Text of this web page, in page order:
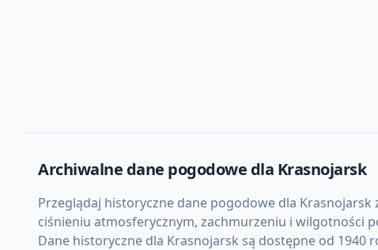
Archiwalne dane pogodowe dla Krasnojarsk
Przeglądaj historyczne dane pogodowe dla Krasnojarsk
ciśnieniu atmosferycznym, zachmurzeniu i wilgotności
Dane historyczne dla Krasnojarsk są dostępne od 1940